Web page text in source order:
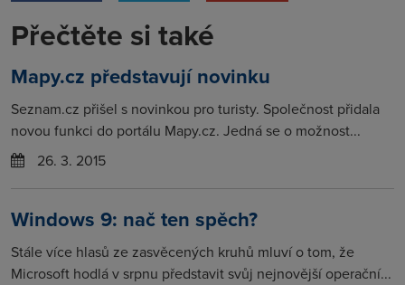
Přečtěte si také
Mapy.cz představují novinku
Seznam.cz přišel s novinkou pro turisty. Společnost přidala
novou funkci do portálu Mapy.cz. Jedná se o možnost...
26. 3. 2015
Windows 9: nač ten spěch?
Stále více hlasů ze zasvěcených kruhů mluví o tom, že
Microsoft hodlá v srpnu představit svůj nejnovější operační...